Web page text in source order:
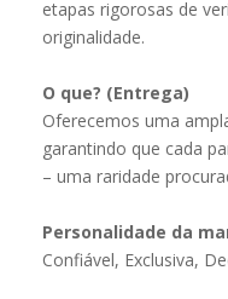
etapas rigorosas de
originalidade.
O que? (Entrega)
Oferecemos uma
garantindo que cada
– uma raridade
Personalidade da
Confiável, Exclusiva,